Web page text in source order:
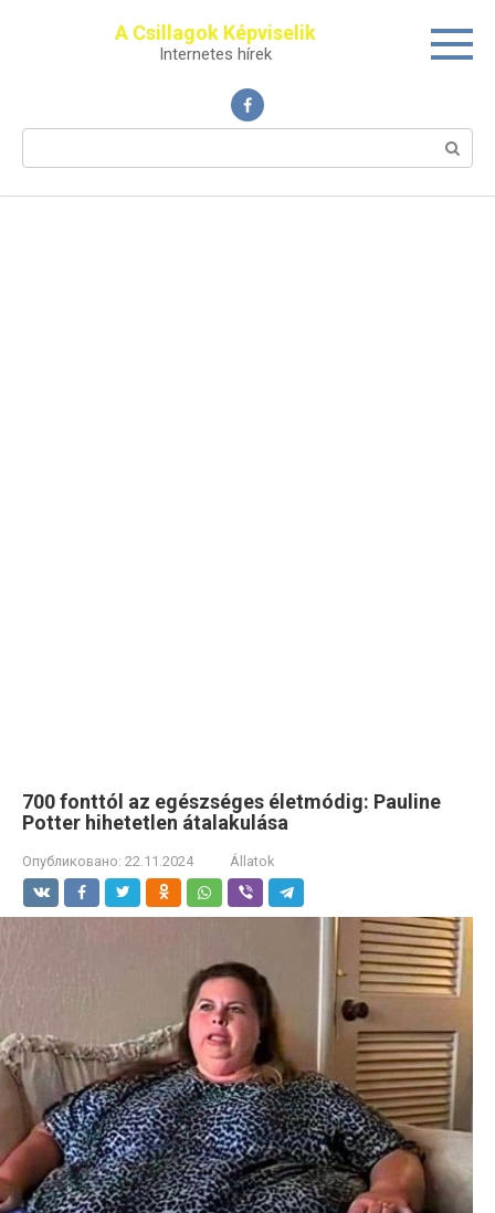
A Csillagok Képviselik
Internetes hírek
Поиск:
700 fonttól az egészséges életmódig: Pauline
Potter hihetetlen átalakulása
Опубликовано: 22.11.2024 Állatok